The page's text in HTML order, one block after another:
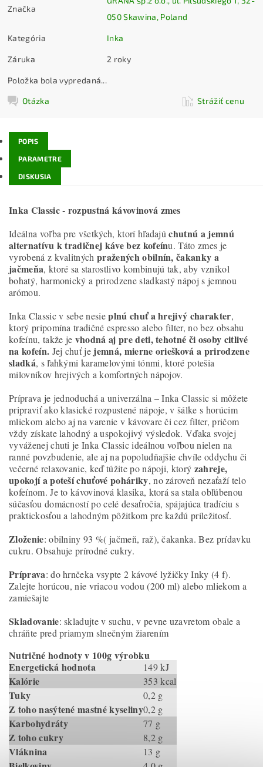
Značka
050 Skawina, Poland
Kategória Inka
Záruka 2 roky
Položka bola vypredaná...
Otázka Strážiť cenu
POPIS
PARAMETRE
DISKUSIA
Inka Classic - rozpustná kávovinová zmes
Ideálna voľba pre všetkých, ktorí hľadajú chutnú a jemnú
alternatívu k tradičnej káve bez kofeínu. Táto zmes je
vyrobená z kvalitnýchpražených obilnín, čakanky a
jačmeňa, ktoré sa starostlivo kombinujú tak, aby vznikol
bohatý, harmonický a prirodzene sladkastý nápoj s jemnou
arómou.
Inka Classic v sebe nesieplnú chuť a hrejivý charakter,
ktorý pripomína tradičné espresso alebo filter, no bez obsahu
kofeínu, takže je vhodná aj pre deti, tehotné či osoby citlivé
na kofeín. Jej chuť je jemná, mierne oriešková a prirodzene
sladká, s ľahkými karamelovými tónmi, ktoré potešia
milovníkov hrejivých a komfortných nápojov.
Príprava je jednoduchá a univerzálna – Inka Classic si môžete
pripraviť ako klasické rozpustené nápoje, v šálke s horúcim
mliekom alebo aj na varenie v kávovare či cez filter, pričom
vždy získate lahodný a uspokojivý výsledok. Vďaka svojej
vyváženej chuti je Inka Classic ideálnou voľbou nielen na
ranné povzbudenie, ale aj na popoludňajšie chvíle oddychu či
večerné relaxovanie, keď túžite po nápoji, ktorý zahreje,
upokojí a poteší chuťové poháriky, no zároveň nezaťaží telo
kofeínom. Je to kávovinová klasika, ktorá sa stala obľúbenou
súčasťou domácností po celé desaťročia, spájajúca tradíciu s
praktickosťou a lahodným pôžitkom pre každú príležitosť.
Zloženie: obilniny 93 %( jačmeň, raž), čakanka. Bez prídavku
cukru. Obsahuje prírodné cukry.
Príprava: do hrnčeka vsypte 2 kávové lyžičky Inky (4 f).
Zalejte horúcou, nie vriacou vodou (200 ml) alebo mliekom a
zamiešajte
Skladovanie: skladujte v suchu, v pevne uzavretom obale a
chráňte pred priamym slnečným žiarením
Nutričné hodnoty v 100g výrobku
Energetická hodnota
149 kJ
Kalórie 353 kcal
Tuky 0,2 g
Z toho nasýtené mastné kyseliny0,2 g
Karbohydráty 77 g
Z toho cukry 8,2 g
Vláknina 13 g